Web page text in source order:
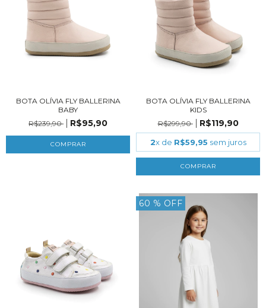
BOTA OLÍVIA FLY BALLERINA
BABY
R$239,90
R$95,90
COMPRAR
BOTA OLÍVIA FLY BALLERINA
KIDS
R$299,90
R$119,90
2x de R$59,95 sem juros
COMPRAR
60 % OFF